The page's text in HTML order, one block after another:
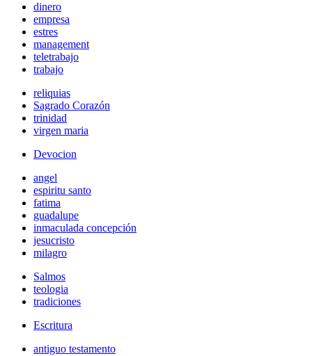
dinero
empresa
estres
management
teletrabajo
trabajo
reliquias
Sagrado Corazón
trinidad
virgen maria
Devocion
angel
espiritu santo
fatima
guadalupe
inmaculada concepción
jesucristo
milagro
Salmos
teologia
tradiciones
Escritura
antiguo testamento